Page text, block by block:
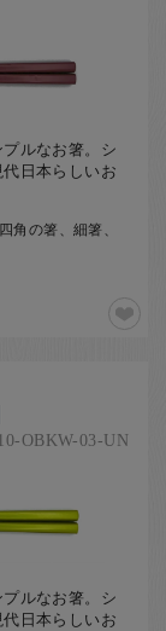
ルなお箸。シ
日本らしいお
角の箸、細箸、
OBKW-03-UN
ルなお箸。シ
日本らしいお